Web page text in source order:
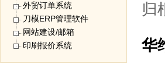
归
华
外贸订单系统
刀模ERP管理软件
网站建设/邮箱
印刷报价系统